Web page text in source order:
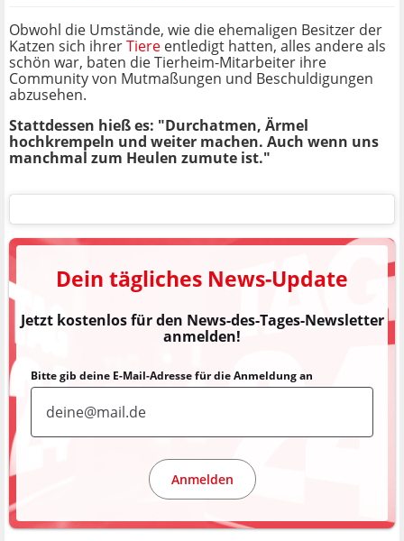
Obwohl die Umstände, wie die ehemaligen Besitzer der
Katzen sich ihrerTiere entledigt hatten, alles andere als
schön war, baten die Tierheim-Mitarbeiter ihre
Community von Mutmaßungen und Beschuldigungen
abzusehen.
Stattdessen hieß es: "Durchatmen, Ärmel
hochkrempeln und weiter machen. Auch wenn uns
manchmal zum Heulen zumute ist."
Dein tägliches News-Update
Jetzt kostenlos für den News-des-Tages-Newsletter
anmelden!
Bitte gib deine E-Mail-Adresse für die Anmeldung an
Anmelden